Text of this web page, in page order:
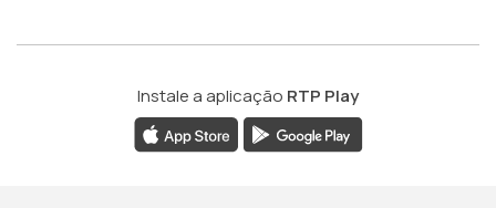
Instale a aplicação RTP Play